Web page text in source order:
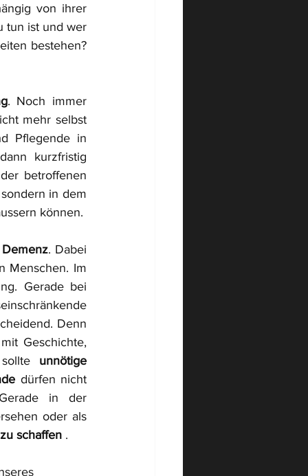
von ihrer
tun ist und wer
bestehen?
. Noch immer
mehr selbst
Pflegende in
kurzfristig
betroffenen
in dem
können.
. Dabei
Menschen. Im
Gerade bei
Denn
Geschichte,
unnötige
dürfen nicht
in der
oder als
schaffen .